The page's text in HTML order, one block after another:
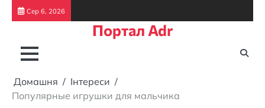
ПерейтиСер 6, 2026
Портал Adr
Домашня
Інтереси
Популярные игрушки для мальчика